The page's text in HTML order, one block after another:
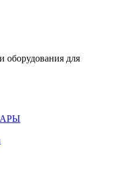
оборудования для